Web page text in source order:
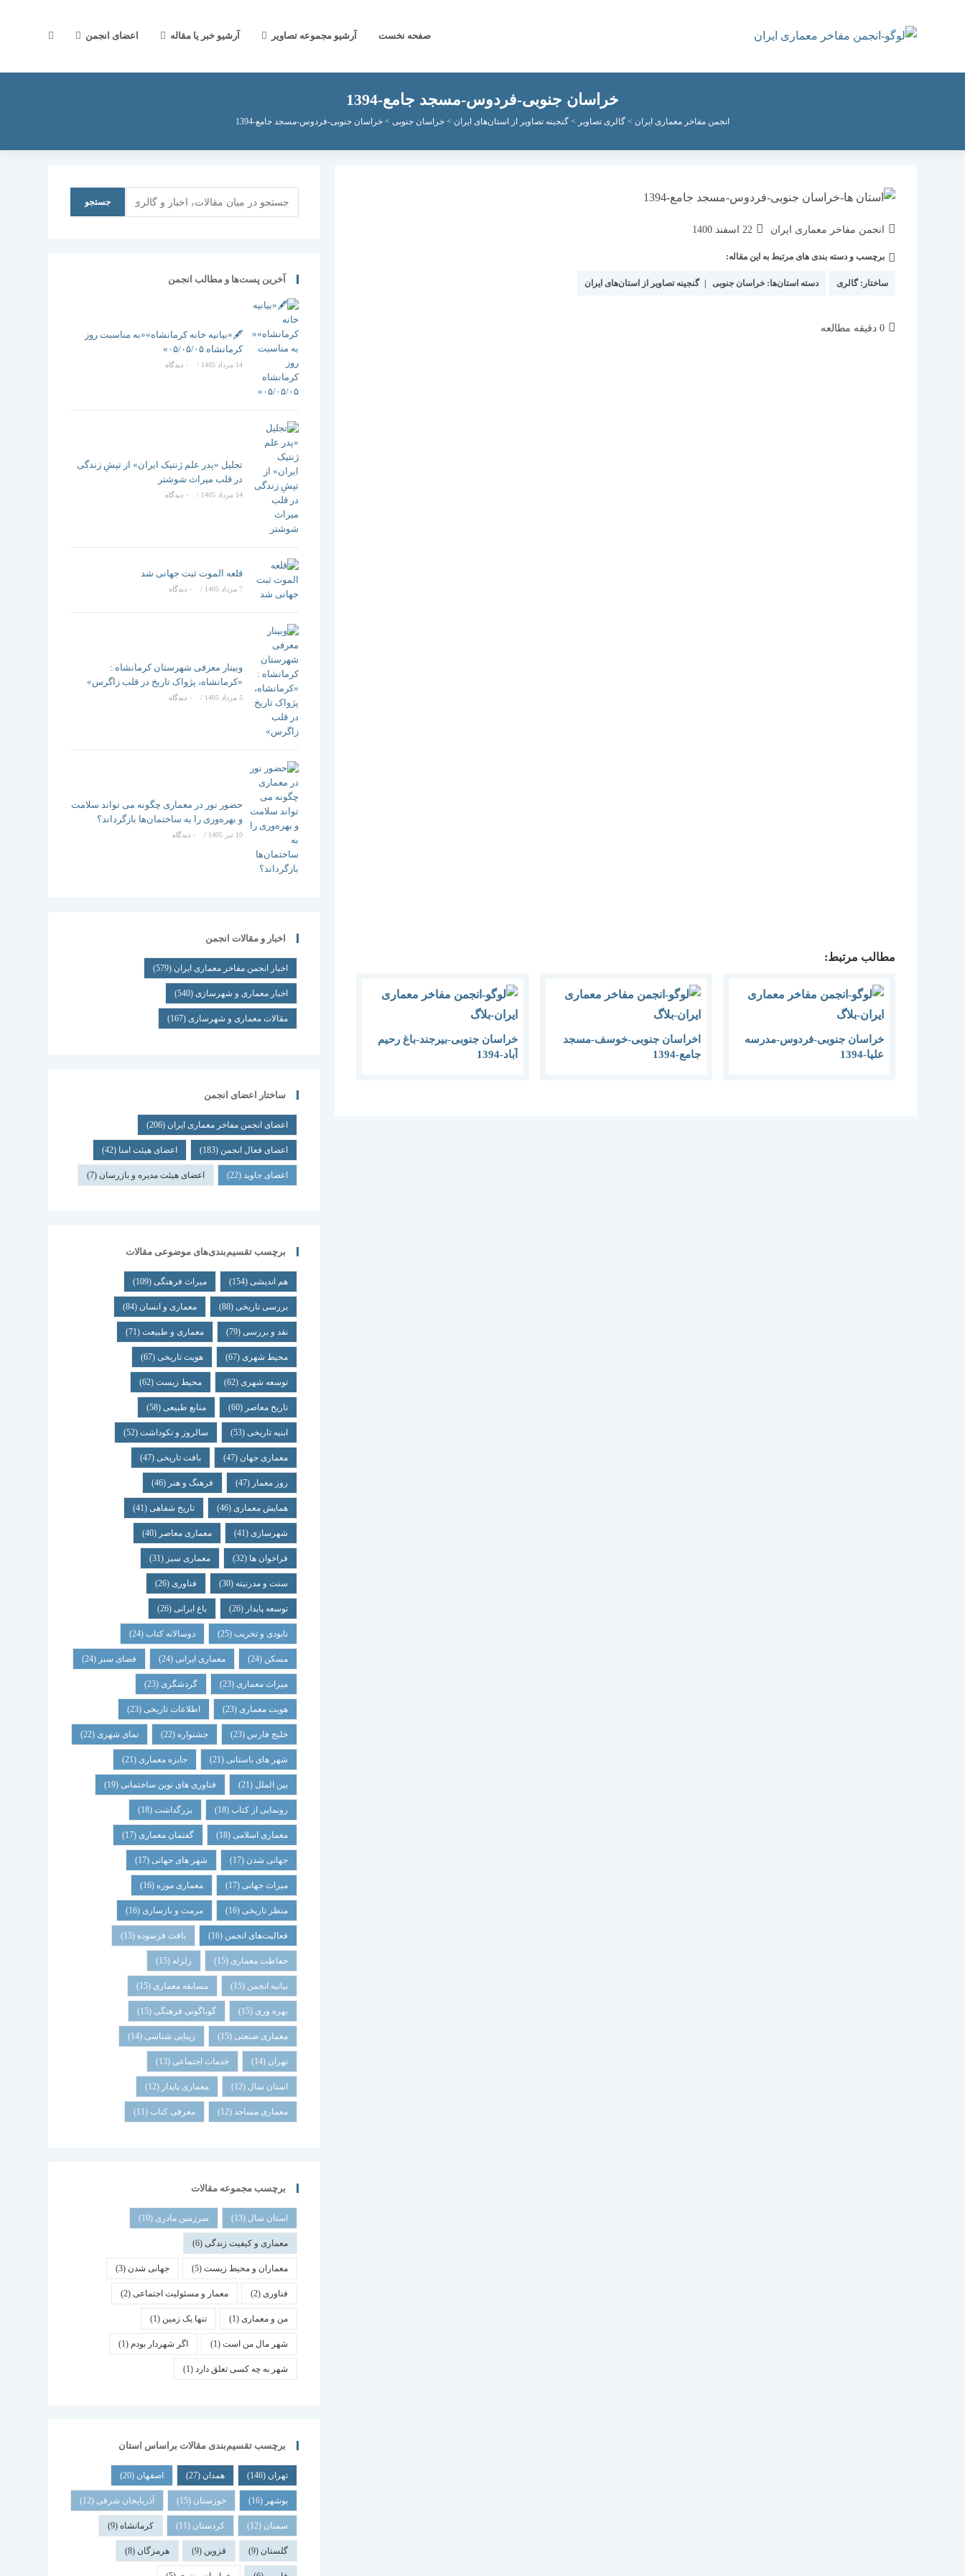
صفحه نخست آرشیو مجموعه تصاویر آرشیو خبر یا مقاله اعضای انجمن جستجوی
خراسان جنوبی-فردوس-مسجد جامع-1394
انجمن مفاخر معماری ایران > گالری تصاویر > گنجینه تصاویر از استان‌های ایران > خراسان جنوبی > خراسان جنوبی-فردوس-مسجد جامع-1394
نویسندهٔ
انجمن مفاخر معماری ایران
نوشته
شده
22 اسفند 1400
دسته‌برچسب و دسته بندی های مرتبط به این مقاله:
ساختار:گالری دسته استان‌ها:خراسان جنوبی گنجینه تصاویر از استان‌های ایران
زمان
0 دقیقه مطالعه
مطالب مرتبط:
خراسان جنوبی-فردوس-مدرسه
علیا-1394
اخراسان جنوبی-خوسف-مسجد
جامع-1394
خراسان جنوبی-بیرجند-باغ رحیم
آباد-1394
جستجو
آخرین پست‌ها و مطالب انجمن
🖋️«بیانیه خانه کرمانشاه»«به مناسبت روز
کرمانشاه ۰۵/۰۵/۰۵»
14 مرداد 1405 / ۰ دیدگاه
تجلیل «پدر علم ژنتیک ایران» از تپشِ زندگی
در قلب میراث شوشتر
14 مرداد 1405 / ۰ دیدگاه
قلعه الموت ثبت جهانی شد
7 مرداد 1405 / ۰ دیدگاه
وبینار معرفی شهرستان کرمانشاه :
«کرمانشاه، پژواک تاریخ در قلب زاگرس»
5 مرداد 1405 / ۰ دیدگاه
حضور نور در معماری چگونه می تواند سلامت
و بهره‌وری را به ساختمان‌ها بازگرداند؟
10 تیر 1405 / ۰ دیدگاه
اخبار و مقالات انجمن
اخبار انجمن مفاخر معماری ایران (579)
اخبار معماری و شهرسازی(540)
مقالات معماری و شهرسازی(167)
ساختار اعضای انجمن
اعضای انجمن مفاخر معماری ایران (206)
اعضای فعال انجمن (183) اعضای هیئت امنا (42)
اعضای جاوید(22) اعضای هیئت مدیره و بازرسان (7)
برچسب تقسیم‌بندی‌های موضوعی مقالات
هم اندیشی(154) میراث فرهنگی(109)
بررسی تاریخی(88) معماری و انسان (84)
نقد و بررسی(79) معماری و طبیعت(71)
محیط شهری(67) هویت تاریخی(67)
توسعه شهری(62) محیط زیست(62)
تاریخ معاصر (60) منابع طبیعی(58)
ابنیه تاریخی(53) سالروز و نکوداشت(52)
معماری جهان (47) بافت تاریخی(47)
روز معمار (47) فرهنگ و هنر (46)
همایش معماری(46) تاریخ شفاهی(41)
شهرسازی(41) معماری معاصر (40)
فراخوان ها (32) معماری سبز (31)
سنت و مدرنیته (30) فناوری(26)
توسعه پایدار (26) باغ ایرانی(26)
نابودی و تخریب(25) دوسالانه کتاب(24)
مسکن (24) معماری ایرانی(24) فضای سبز (24)
میراث معماری(23) گردشگری(23)
هویت معماری(23) اطلاعات تاریخی(23)
خلیج فارس (23) جشنواره (22) نمای شهری(22)
شهر های باستانی(21) جایزه معماری(21)
بین الملل (21) فناوری های نوین ساختمانی(19)
رونمایی از کتاب(18) بزرگداشت(18)
معماری اسلامی(18) گفتمان معماری(17)
جهانی شدن (17) شهر های جهانی(17)
میراث جهانی(17) معماری موزه (16)
منظر تاریخی(16) مرمت و بازسازی(16)
فعالیت‌های انجمن (16) بافت فرسوده (15)
حفاظت معماری (15) زلزله (15)
بیانیه انجمن (15) مسابقه معماری (15)
بهره وری (15) گوناگونی فرهنگی (15)
معماری صنعتی (15) زیبایی شناسی (14)
تهران (14) خدمات اجتماعی (13)
استان سال (12) معماری پایدار (12)
معماری مساجد(12) معرفی کتاب (11)
برچسب مجموعه مقالات
استان سال (13) سرزمین مادری (10)
معماری و کیفیت زندگی(6)
معماران و محیط زیست(5) جهانی شدن (3)
فناوری(2) معمار و مسئولیت اجتماعی(2)
من و معماری(1) تنها یک زمین (1)
شهر مال من است(1) اگر شهردار بودم (1)
شهر به چه کسی تعلق دارد(1)
برچسب تقسیم‌بندی مقالات براساس استان
تهران (146) همدان (27) اصفهان (20)
بوشهر (16) خوزستان (15) آذربایجان شرقی (12)
سمنان (12) کردستان (11) کرمانشاه(9)
گلستان (9) قزوین (9) هرمزگان (8)